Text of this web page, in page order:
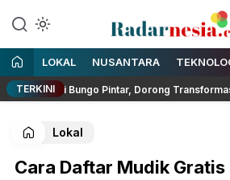
Radarnesia
Enak Dibaca
LOKAL NUSANTARA
TERKINI
Bungo Pintar, Dorong Transformasi Digital
Lokal
Cara Daftar Mudik